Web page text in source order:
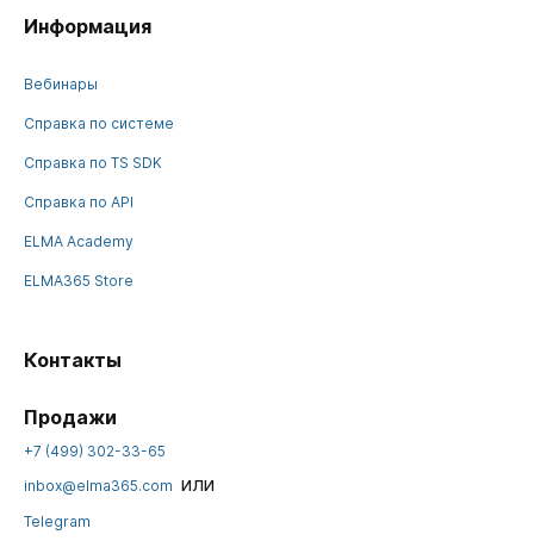
Информация
Вебинары
Справка по системе
Справка по TS SDK
Справка по API
ELMA Academy
ELMA365 Store
Контакты
Продажи
+7 (499) 302-33-65
inbox@elma365.com или
Telegram